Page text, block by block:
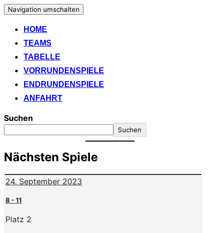
Navigation umschalten
HOME
TEAMS
TABELLE
VORRUNDENSPIELE
ENDRUNDENSPIELE
ANFAHRT
Suchen
Suchen
Nächsten Spiele
24. September 2023
8 -11
Platz 2